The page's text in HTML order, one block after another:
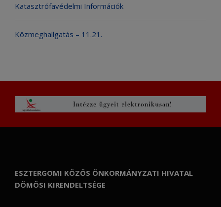
Katasztrófavédelmi Információk
Közmeghallgatás – 11.21.
ESZTERGOMI KÖZÖS ÖNKORMÁNYZATI HIVATAL
DÖMÖSI KIRENDELTSÉGE